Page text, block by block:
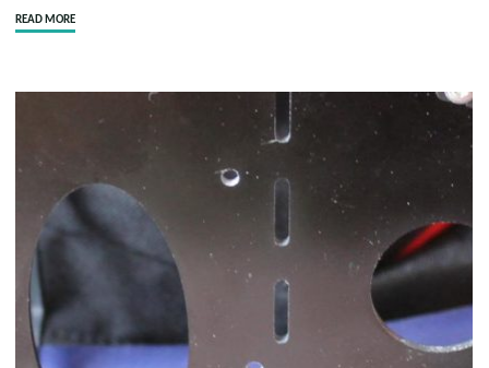
READ MORE"NOAH
coming